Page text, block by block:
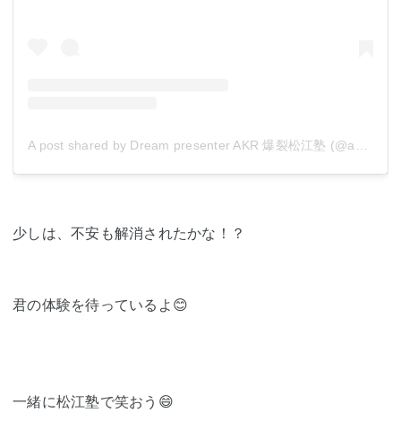
少しは、不安も解消されたかな！？
君の体験を待っているよ😊
一緒に松江塾で笑おう😄